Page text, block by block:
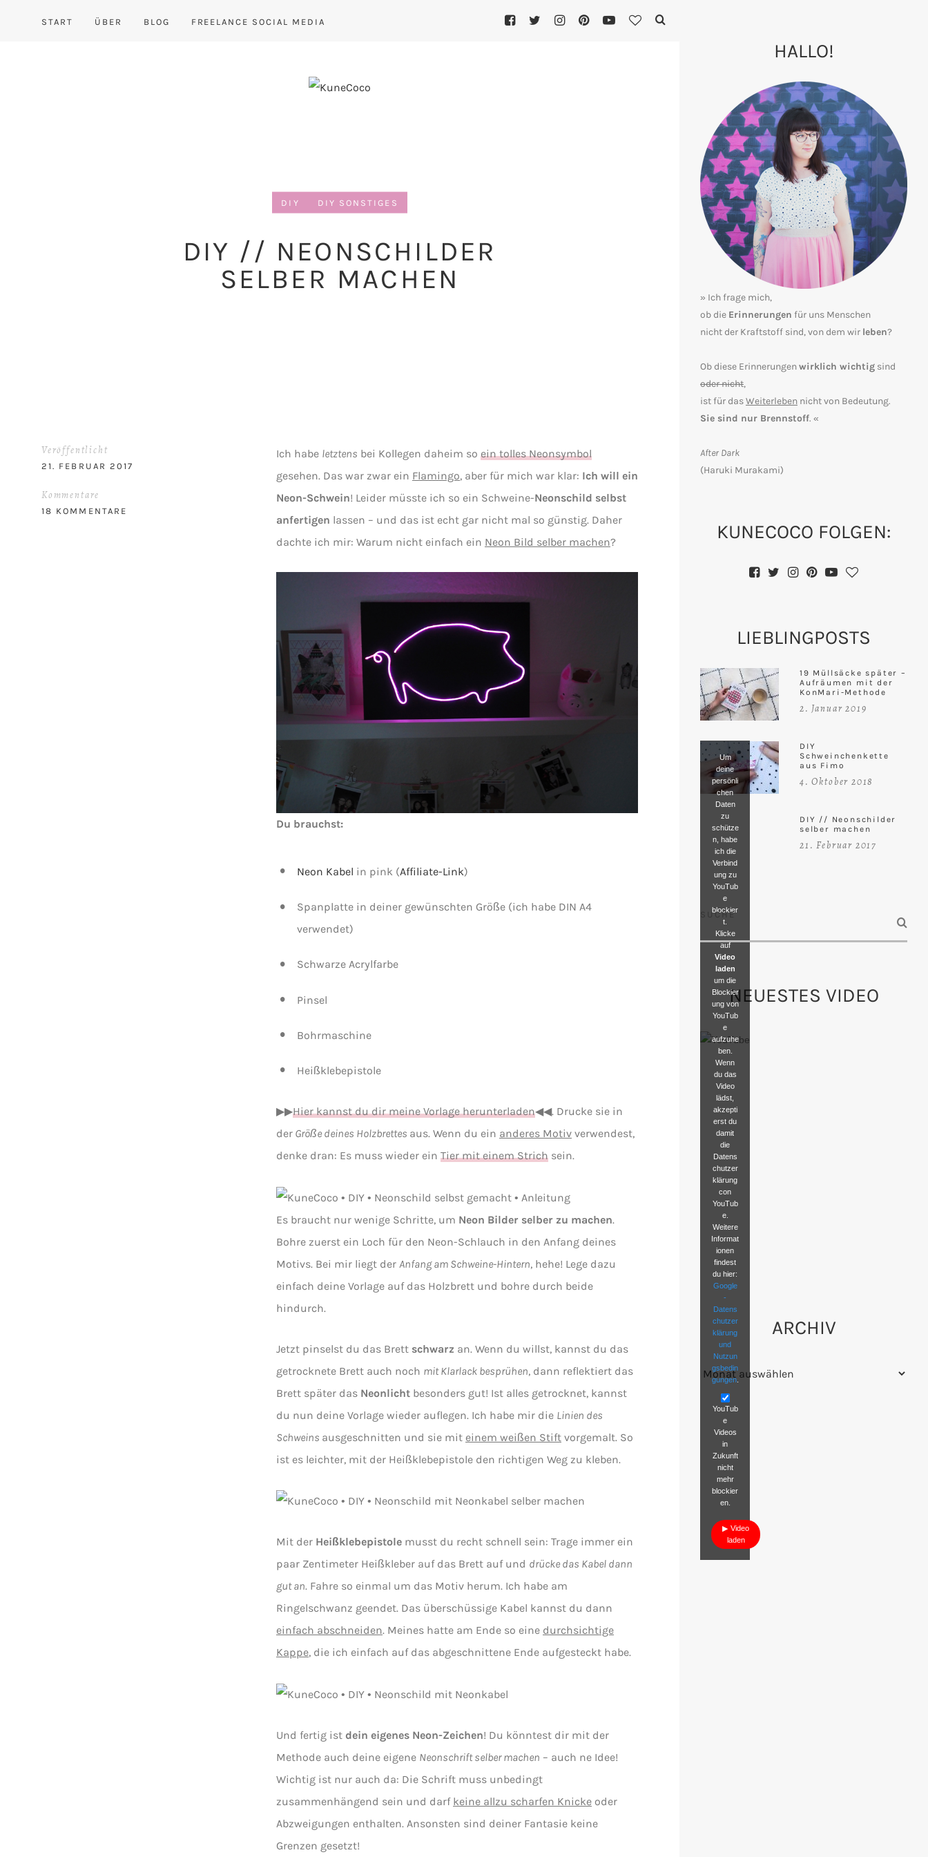
START ÜBER BLOG FREELANCE SOCIAL MEDIA
DIY DIY SONSTIGES
DIY // NEONSCHILDER
SELBER MACHEN
Veröffentlicht
21. FEBRUAR 2017
Kommentare
18 KOMMENTARE
Ich habe letztens bei Kollegen daheim so ein tolles Neonsymbol
gesehen. Das war zwar ein Flamingo, aber für mich war klar: Ich will ein
Neon-Schwein! Leider müsste ich so ein Schweine-Neonschild selbst
anfertigen lassen – und das ist echt gar nicht mal so günstig. Daher
dachte ich mir: Warum nicht einfach ein Neon Bild selber machen?
Du brauchst:
Neon Kabel in pink (Affiliate-Link)
Spanplatte in deiner gewünschten Größe (ich habe DIN A4
verwendet)
Schwarze Acrylfarbe
Pinsel
Bohrmaschine
Heißklebepistole
▶▶Hier kannst du dir meine Vorlage herunterladen◀◀. Drucke sie in
der Größe deines Holzbrettes aus. Wenn du ein anderes Motiv verwendest,
denke dran: Es muss wieder ein Tier mit einem Strich sein.
Es braucht nur wenige Schritte, um Neon Bilder selber zu machen.
Bohre zuerst ein Loch für den Neon-Schlauch in den Anfang deines
Motivs. Bei mir liegt der Anfang am Schweine-Hintern, hehe! Lege dazu
einfach deine Vorlage auf das Holzbrett und bohre durch beide
hindurch.
Jetzt pinselst du das Brett schwarz an. Wenn du willst, kannst du das
getrocknete Brett auch noch mit Klarlack besprühen, dann reflektiert das
Brett später das Neonlicht besonders gut! Ist alles getrocknet, kannst
du nun deine Vorlage wieder auflegen. Ich habe mir die Linien des
Schweins ausgeschnitten und sie mit einem weißen Stift vorgemalt. So
ist es leichter, mit der Heißklebepistole den richtigen Weg zu kleben.
Mit der Heißklebepistole musst du recht schnell sein: Trage immer ein
paar Zentimeter Heißkleber auf das Brett auf und drücke das Kabel dann
gut an. Fahre so einmal um das Motiv herum. Ich habe am
Ringelschwanz geendet. Das überschüssige Kabel kannst du dann
einfach abschneiden. Meines hatte am Ende so eine durchsichtige
Kappe, die ich einfach auf das abgeschnittene Ende aufgesteckt habe.
Und fertig ist dein eigenes Neon-Zeichen! Du könntest dir mit der
Methode auch deine eigene Neonschrift selber machen – auch ne Idee!
Wichtig ist nur auch da: Die Schrift muss unbedingt
zusammenhängend sein und darf keine allzu scharfen Knicke oder
Abzweigungen enthalten. Ansonsten sind deiner Fantasie keine
Grenzen gesetzt!
HALLO!
» Ich frage mich,
ob die Erinnerungen für uns Menschen
nicht der Kraftstoff sind, von dem wir leben?
Ob diese Erinnerungenwirklich wichtig sind
oder nicht,
ist für dasWeiterleben nicht von Bedeutung.
Sie sind nur Brennstoff. «
After Dark
(Haruki Murakami)
KUNECOCO FOLGEN:
LIEBLINGPOSTS
19 Müllsäcke später –
Aufräumen mit der
KonMari-Methode
2. Januar 2019
DIY
Schweinchenkette
aus Fimo
4. Oktober 2018
DIY // Neonschilder
selber machen
21. Februar 2017
SUCHE
NEUESTES VIDEO
Um
deine
persönli
chen
Daten
zu
schütze
n, habe
ich die
Verbind
ung zu
YouTub
e
blockier
t.
Klicke
auf
Video
laden
um die
Blockier
ung von
YouTub
e
aufzuhe
ben.
Wenn
du das
Video
lädst,
akzepti
erst du
damit
die
Datens
chutzer
klärung
con
YouTub
e.
Weitere
Informat
ionen
findest
du hier:
Google
-
Datens
chutzer
klärung
und
Nutzun
gsbedin
gungen.
YouTub
e
Videos
in
Zukunft
nicht
mehr
blockier
en.
Video
laden
ARCHIV
Archiv